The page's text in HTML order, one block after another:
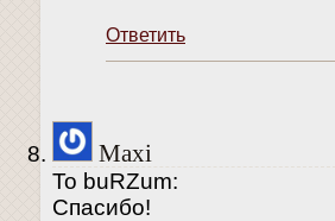
Ответить
Maxi
To buRZum:
Спасибо!